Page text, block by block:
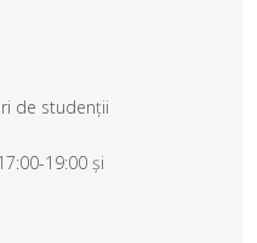
de studenții
19:00 și